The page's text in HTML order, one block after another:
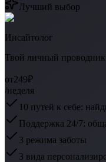
Лучший выбор
Инсайтолог
Твой личный
от249₽
/неделя
10 путей к себе:
Поддержка 24/7:
3 режима заботы
3 вида